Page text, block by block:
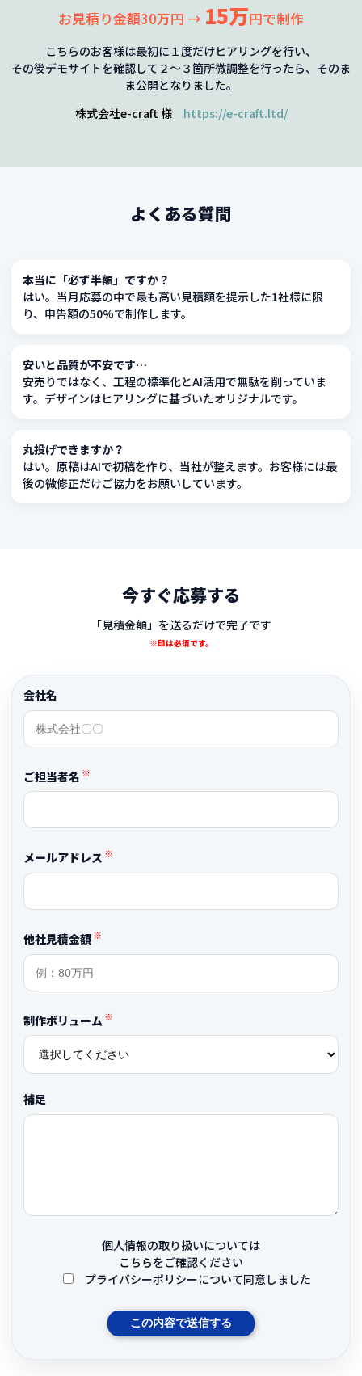
お見積り金額30万円 → 15万円で制作
こちらのお客様は最初に１度だけヒアリングを行い、
その後デモサイトを確認して２〜３箇所微調整を行ったら、そのま
ま公開となりました。
株式会社e-craft 様 https://e-craft.ltd/
よくある質問
本当に「必ず半額」ですか？
はい。当月応募の中で最も高い見積額を提示した1社様に限
り、申告額の50%で制作します。
安いと品質が不安です…
安売りではなく、工程の標準化とAI活用で無駄を削っていま
す。デザインはヒアリングに基づいたオリジナルです。
丸投げできますか？
はい。原稿はAIで初稿を作り、当社が整えます。お客様には最
後の微修正だけご協力をお願いしています。
今すぐ応募する
「見積金額」を送るだけで完了です
※印は必須です。
会社名
ご担当者名 ※
メールアドレス ※
他社見積金額※
制作ボリューム ※
補足
個人情報の取り扱いについては
こちらをご確認ください
プライバシーポリシーについて同意しました